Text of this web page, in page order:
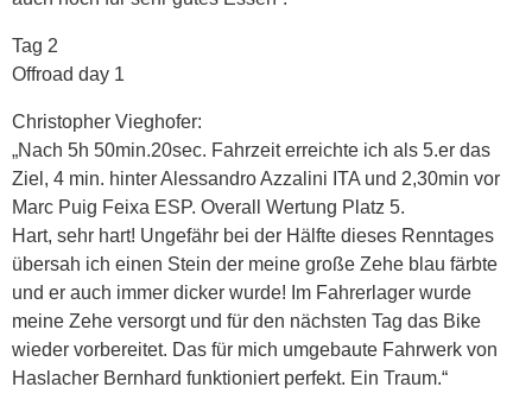
Tag 2
Offroad day 1
Christopher Vieghofer:
„Nach 5h 50min.20sec. Fahrzeit erreichte ich als 5.er das
Ziel, 4 min. hinter Alessandro Azzalini ITA und 2,30min vor
Marc Puig Feixa ESP. Overall Wertung Platz 5.
Hart, sehr hart! Ungefähr bei der Hälfte dieses Renntages
übersah ich einen Stein der meine große Zehe blau färbte
und er auch immer dicker wurde! Im Fahrerlager wurde
meine Zehe versorgt und für den nächsten Tag das Bike
wieder vorbereitet. Das für mich umgebaute Fahrwerk von
Haslacher Bernhard funktioniert perfekt. Ein Traum.“